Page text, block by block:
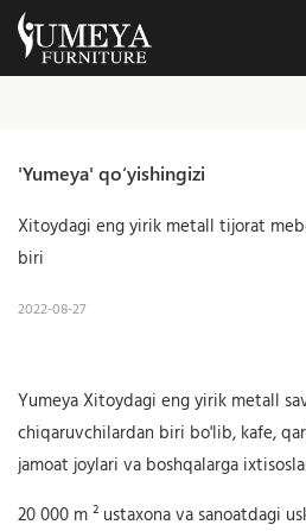
'Yumeya' qoʻyishingizi
Xitoydagi eng yirik metall tijorat
biri
2022-08-27
Yumeya Xitoydagi eng yirik metall
chiqaruvchilardan biri bo'lib, kafe,
jamoat joylari va boshqalarga
20 000 m ² ustaxona va sanoatdagi